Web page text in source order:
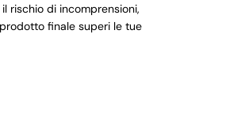
rischio di incomprensioni,
finale superi le tue